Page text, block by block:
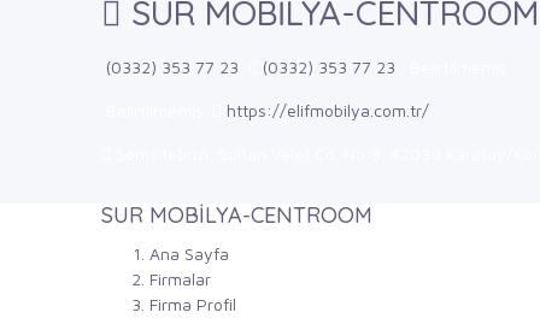
SUR MOBİLYA-CENTROOM
(0332) 353 77 23 (0332) 353 77 23
https://elifmobilya.com.tr/
SUR MOBİLYA-CENTROOM
Ana Sayfa
Firmalar
Firma Profil